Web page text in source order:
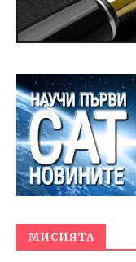
МИСИЯТА